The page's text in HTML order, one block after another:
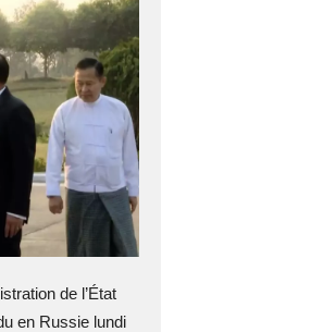
de l’État
en Russie lundi